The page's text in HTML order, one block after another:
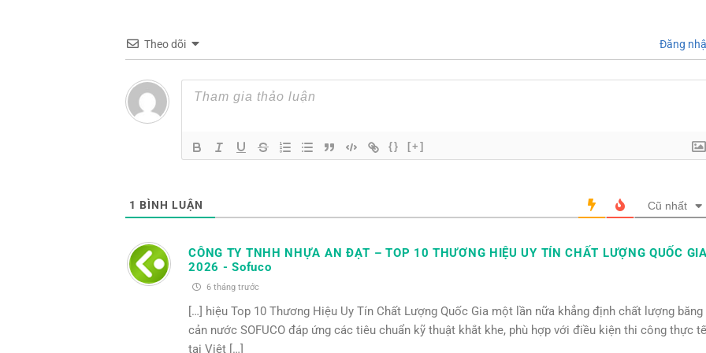
Theo dõi Đăng
{} [+]
1 BÌNH LUẬN Cũ nhất
CÔNG TY TNHH NHỰA AN ĐẠT – TOP 10 THƯƠNG HIỆU UY TÍN CHẤT LƯỢNG QUỐC GIA
2026 - Sofuco
6 tháng trước
[…] hiệu Top 10 Thương Hiệu Uy Tín Chất Lượng Quốc Gia một lần nữa khẳng định chất lượng băng
cản nước SOFUCO đáp ứng các tiêu chuẩn kỹ thuật khắt khe, phù hợp với điều kiện thi công thực
tại Việt […]